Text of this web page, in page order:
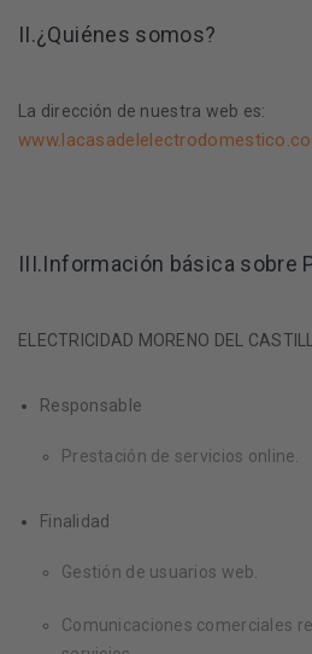
II.¿Quiénes somos?
La dirección de nuestra web es:
III.Información básica sobre
ELECTRICIDAD MORENO DEL
Responsable
Prestación de servicios online.
Finalidad
Gestión de usuarios web.
Comunicaciones comerciales